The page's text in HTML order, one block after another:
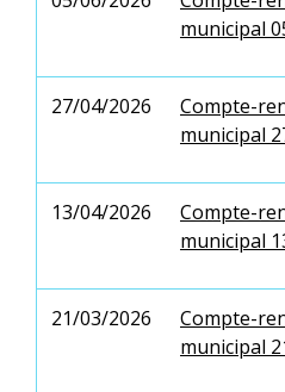
municipal
27/04/2026
Compte-
municipal
13/04/2026
Compte-
municipal
21/03/2026
Compte-
municipal